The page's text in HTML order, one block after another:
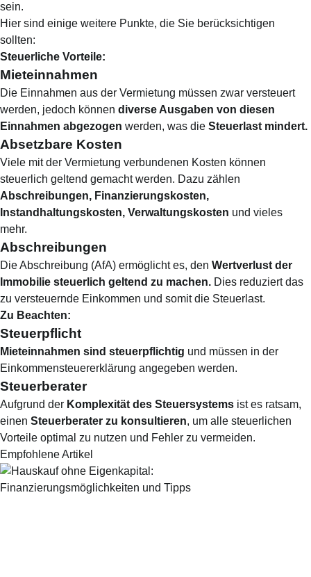
sein.
Hier sind einige weitere Punkte, die Sie berücksichtigen
sollten:
Steuerliche Vorteile:
Mieteinnahmen
Die Einnahmen aus der Vermietung müssen zwar versteuert
werden, jedoch können diverse Ausgaben von diesen
Einnahmen abgezogen werden, was die Steuerlast mindert.
Absetzbare Kosten
Viele mit der Vermietung verbundenen Kosten können
steuerlich geltend gemacht werden. Dazu zählen
Abschreibungen, Finanzierungskosten,
Instandhaltungskosten, Verwaltungskosten und vieles
mehr.
Abschreibungen
Die Abschreibung (AfA) ermöglicht es, den Wertverlust der
Immobilie steuerlich geltend zu machen. Dies reduziert das
zu versteuernde Einkommen und somit die Steuerlast.
Zu Beachten:
Steuerpflicht
Mieteinnahmen sind steuerpflichtig und müssen in der
Einkommensteuererklärung angegeben werden.
Steuerberater
Aufgrund der Komplexität des Steuersystems ist es ratsam,
einen Steuerberater zu konsultieren, um alle steuerlichen
Vorteile optimal zu nutzen und Fehler zu vermeiden.
Empfohlene Artikel